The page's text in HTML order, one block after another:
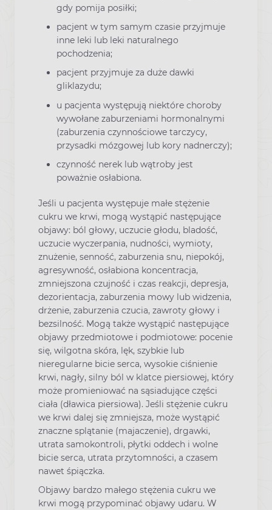
gdy pomija posiłki;
pacjent w tym samym czasie przyjmuje
inne leki lub leki naturalnego
pochodzenia;
pacjent przyjmuje za duże dawki
gliklazydu;
u pacjenta występują niektóre choroby
wywołane zaburzeniami hormonalnymi
(zaburzenia czynnościowe tarczycy,
przysadki mózgowej lub kory nadnerczy);
czynność nerek lub wątroby jest
poważnie osłabiona.
Jeśli u pacjenta występuje małe stężenie
cukru we krwi, mogą wystąpić następujące
objawy: ból głowy, uczucie głodu, bladość,
uczucie wyczerpania, nudności, wymioty,
znużenie, senność, zaburzenia snu, niepokój,
agresywność, osłabiona koncentracja,
zmniejszona czujność i czas reakcji, depresja,
dezorientacja, zaburzenia mowy lub widzenia,
drżenie, zaburzenia czucia, zawroty głowy i
bezsilność. Mogą także wystąpić następujące
objawy przedmiotowe i podmiotowe: pocenie
się, wilgotna skóra, lęk, szybkie lub
nieregularne bicie serca, wysokie ciśnienie
krwi, nagły, silny ból w klatce piersiowej, który
może promieniować na sąsiadujące części
ciała (dławica piersiowa). Jeśli stężenie cukru
we krwi dalej się zmniejsza, może wystąpić
znaczne splątanie (majaczenie), drgawki,
utrata samokontroli, płytki oddech i wolne
bicie serca, utrata przytomności, a czasem
nawet śpiączka.
Objawy bardzo małego stężenia cukru we
krwi mogą przypominać objawy udaru. W